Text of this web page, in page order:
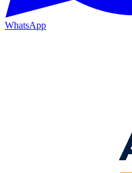
WhatsApp